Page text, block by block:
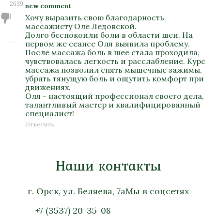
2639 new comment
Хочу выразить свою благодарность
массажисту Оле Ледовской.
Долго беспокоили боли в области шеи. На
первом же сеансе Оля выявила проблему.
После массажа боль в шее стала проходила,
чувствовалась легкость и расслабление. Курс
массажа позволил снять мышечные зажимы,
убрать тянущую боль и ощутить комфорт при
движениях.
Оля - настоящий профессионал своего дела,
талантливый мастер и квалифицированный
специалист!
Ответить
Наши контакты
г. Орск, ул. Беляева, 7а
+7 (3537) 20-35-08
Мы в соцсетях